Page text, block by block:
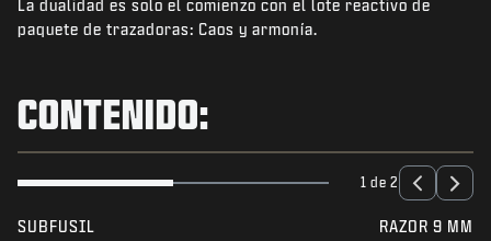
NOTICIAS
INICIAR SESIÓN|REGISTRARSE
La dualidad es solo el comienzo con el lote reactivo de
paquete de trazadoras: Caos y armonía.
CONTENIDO:
1 de 2
SUBFUSIL RAZOR 9 MM